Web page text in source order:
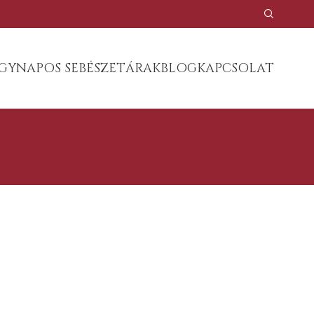
SEBÉSZETÁRAKBLOGKAPCSOLAT